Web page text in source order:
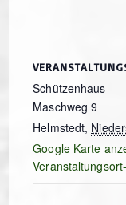
Schützenhaus
Maschweg 9
Helmstedt,
Google Karte